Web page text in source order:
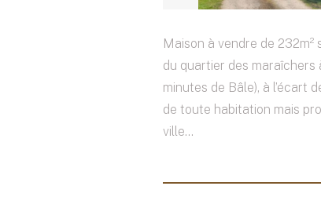
Maison à vendre de 232m²
du quartier des maraîchers
minutes de Bâle), à l’écart
de toute habitation mais
ville...